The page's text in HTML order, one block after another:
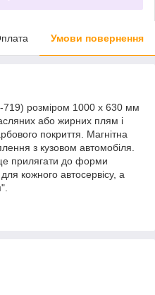
Умови повернення
719) розміром 1000 х 630 мм
або жирних плям і
покриття. Магнітна
з кузовом автомобіля.
прилягати до форми
кожного автосервісу, а